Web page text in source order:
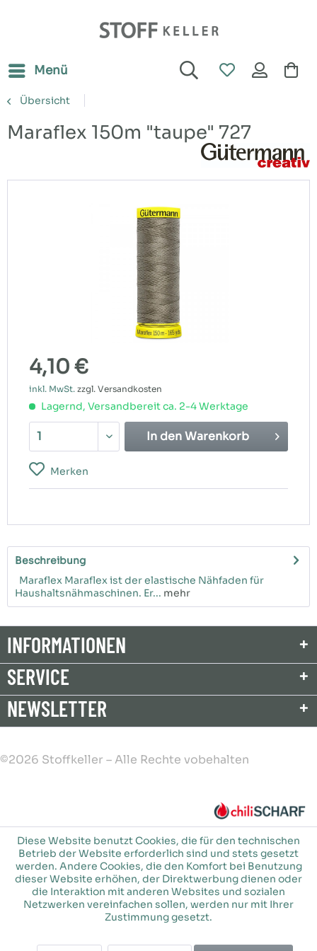
Menü
Übersicht
Maraflex 150m "taupe" 727
4,10 €
inkl. MwSt. zzgl. Versandkosten
Lagernd, Versandbereit ca. 2-4 Werktage
In denWarenkorb
Merken
Beschreibung
Maraflex Maraflex ist der elastische Nähfaden für
Haushaltsnähmaschinen. Er... mehr
INFORMATIONEN
SERVICE
NEWSLETTER
©2026 Stoffkeller – Alle Rechte vobehalten
Diese Website benutzt Cookies, die für den technischen
Betrieb der Website erforderlich sind und stets gesetzt
werden. Andere Cookies, die den Komfort bei Benutzung
dieser Website erhöhen, der Direktwerbung dienen oder
die Interaktion mit anderen Websites und sozialen
Netzwerken vereinfachen sollen, werden nur mit Ihrer
Zustimmung gesetzt.